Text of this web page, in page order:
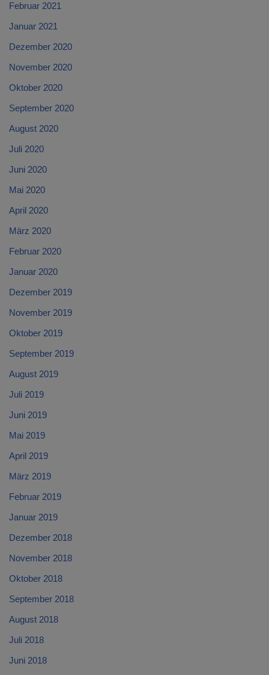
Februar 2021
Januar 2021
Dezember 2020
November 2020
Oktober 2020
September 2020
August 2020
Juli 2020
Juni 2020
Mai 2020
April 2020
März 2020
Februar 2020
Januar 2020
Dezember 2019
November 2019
Oktober 2019
September 2019
August 2019
Juli 2019
Juni 2019
Mai 2019
April 2019
März 2019
Februar 2019
Januar 2019
Dezember 2018
November 2018
Oktober 2018
September 2018
August 2018
Juli 2018
Juni 2018